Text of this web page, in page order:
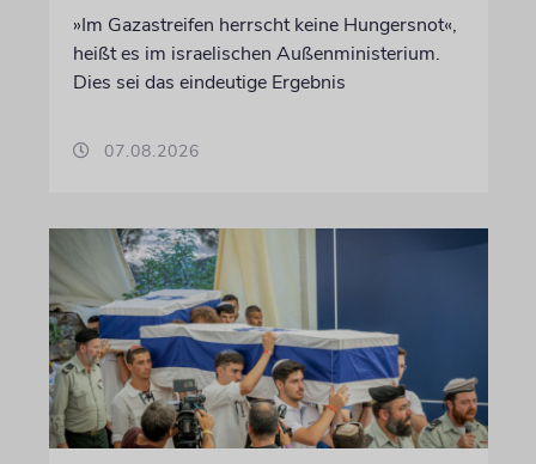
»Im Gazastreifen herrscht keine Hungersnot«,
heißt es im israelischen Außenministerium.
Dies sei das eindeutige Ergebnis
07.08.2026